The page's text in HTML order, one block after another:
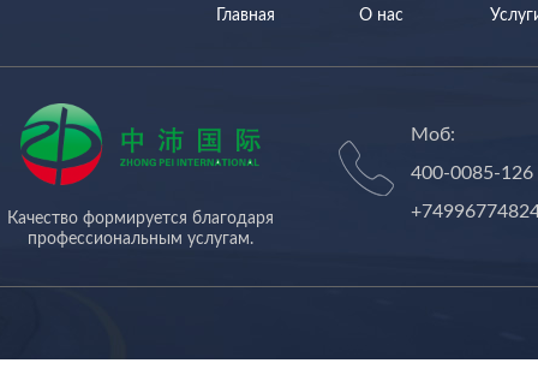
Главная О нас
Качество формируется благодаря
профессиональным услугам.
Моб:
400-0085-126